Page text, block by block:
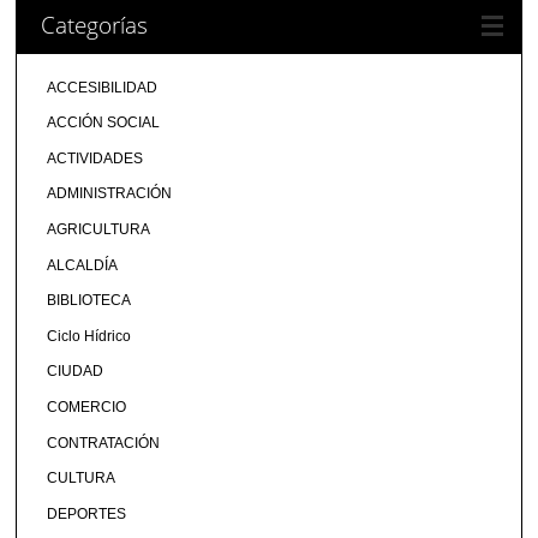
Categorías
ACCESIBILIDAD
ACCIÓN SOCIAL
ACTIVIDADES
ADMINISTRACIÓN
AGRICULTURA
ALCALDÍA
BIBLIOTECA
Ciclo Hídrico
CIUDAD
COMERCIO
CONTRATACIÓN
CULTURA
DEPORTES